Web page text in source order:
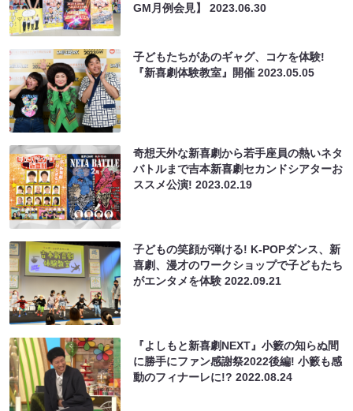
GM月例会見】2023.06.30
子どもたちがあのギャグ、コケを体験!
『新喜劇体験教室』開催2023.05.05
奇想天外な新喜劇から若手座員の熱いネタ
バトルまで吉本新喜劇セカンドシアターお
ススメ公演!2023.02.19
子どもの笑顔が弾ける! K-POPダンス、新
喜劇、漫才のワークショップで子どもたち
がエンタメを体験2022.09.21
『よしもと新喜劇NEXT』小籔の知らぬ間
に勝手にファン感謝祭2022後編! 小籔も感
動のフィナーレに!?2022.08.24